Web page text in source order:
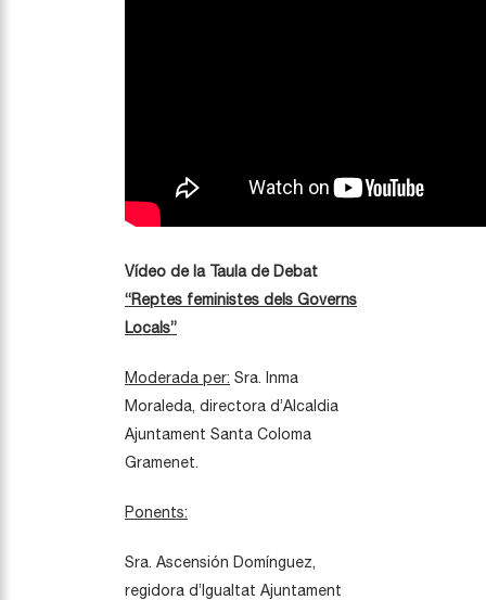
Vídeo de la Taula de Debat
“Reptes feministes dels Governs
Locals”
Moderada per: Sra. Inma
Moraleda, directora d’Alcaldia
Ajuntament Santa Coloma
Gramenet.
Ponents:
Sra. Ascensión Domínguez,
regidora d’Igualtat Ajuntament